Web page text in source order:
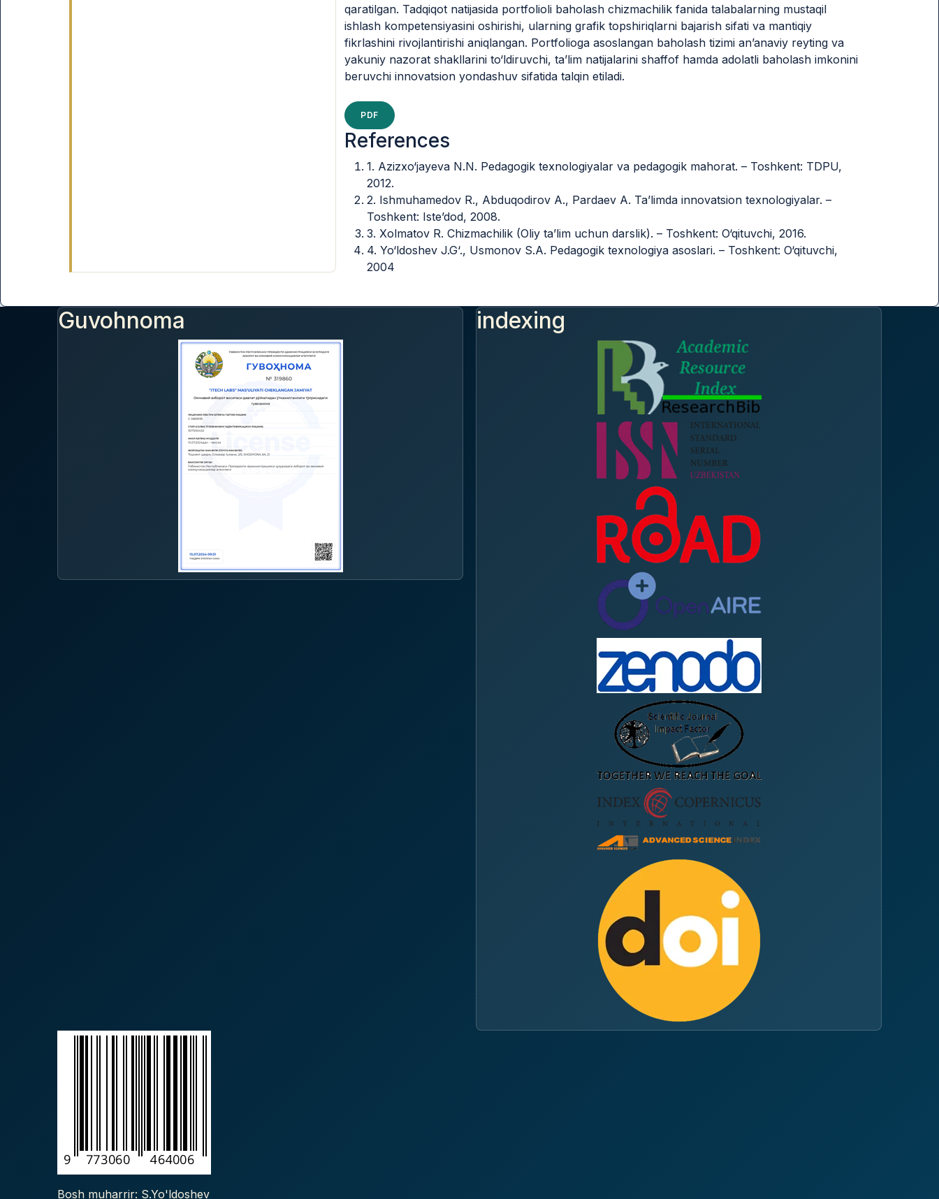
qaratilgan. Tadqiqot natijasida portfolioli baholash chizmachilik fanida talabalarning mustaqil
ishlash kompetensiyasini oshirishi, ularning grafik topshiriqlarni bajarish sifati va mantiqiy
fikrlashini rivojlantirishi aniqlangan. Portfolioga asoslangan baholash tizimi an’anaviy reyting va
yakuniy nazorat shakllarini to‘ldiruvchi, ta’lim natijalarini shaffof hamda adolatli baholash imkonini
beruvchi innovatsion yondashuv sifatida talqin etiladi.
PDF
References
1. Azizxo‘jayeva N.N. Pedagogik texnologiyalar va pedagogik mahorat. – Toshkent: TDPU,
2012.
2. Ishmuhamedov R., Abduqodirov A., Pardaev A. Ta’limda innovatsion texnologiyalar. –
Toshkent: Iste’dod, 2008.
3. Xolmatov R. Chizmachilik (Oliy ta’lim uchun darslik). – Toshkent: O‘qituvchi, 2016.
4. Yo‘ldoshev J.G‘., Usmonov S.A. Pedagogik texnologiya asoslari. – Toshkent: O‘qituvchi,
2004
Guvohnoma indexing
Bosh muharrir: S.Yo'ldoshev